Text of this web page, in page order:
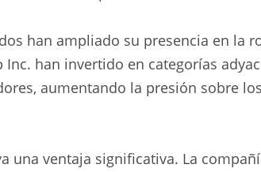
han ampliado su presencia en la
han invertido en categorías
aumentando la presión sobre los
una ventaja significativa. La